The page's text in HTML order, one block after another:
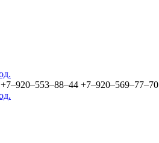
+7‒920‒553‒88‒44 +7‒920‒569‒77‒70